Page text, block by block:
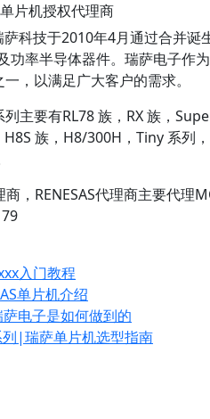
片机授权代理商
萨科技于2010年4月通过合并
功率半导体器件。瑞萨电子作
，以满足广大客户的需求。
主要有RL78 族，RX 族，
H8S 族，H8/300H，Tiny 系列
，RENESAS代理商主要代
入门教程
单片机介绍
电子是如何做到的
列|瑞萨单片机选型指南